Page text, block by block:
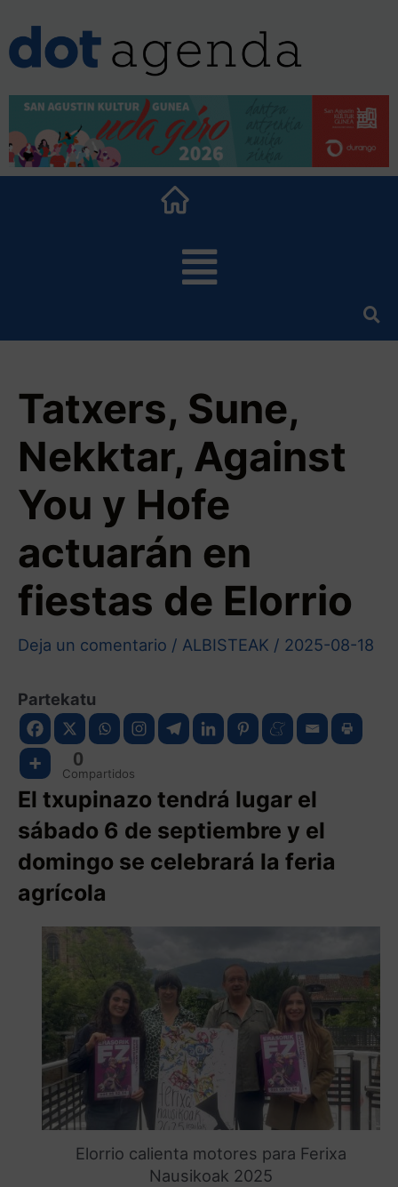
Tatxers, Sune,
Nekktar, Against
You y Hofe
actuarán en
fiestas de Elorrio
Deja un comentario / ALBISTEAK / 2025-08-18
Partekatu
0
Compartidos
El txupinazo tendrá lugar el
sábado 6 de septiembre y el
domingo se celebrará la feria
agrícola
Elorrio calienta motores para Ferixa
Nausikoak 2025